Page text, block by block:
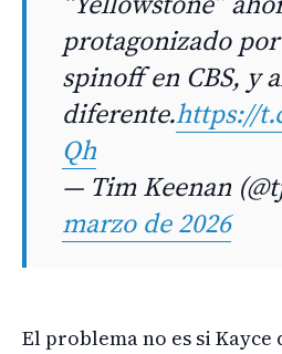
protagonizado
spinoff en CBS, y
diferente.https://
Qh
— Tim Keenan
marzo de 2026
El problema no es si Kayce